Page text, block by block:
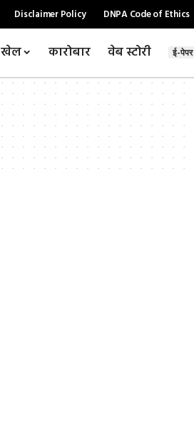
Disclaimer Policy DNPA Code of Ethics
खेल कारोबार वेब स्टोरी ई-पेपर